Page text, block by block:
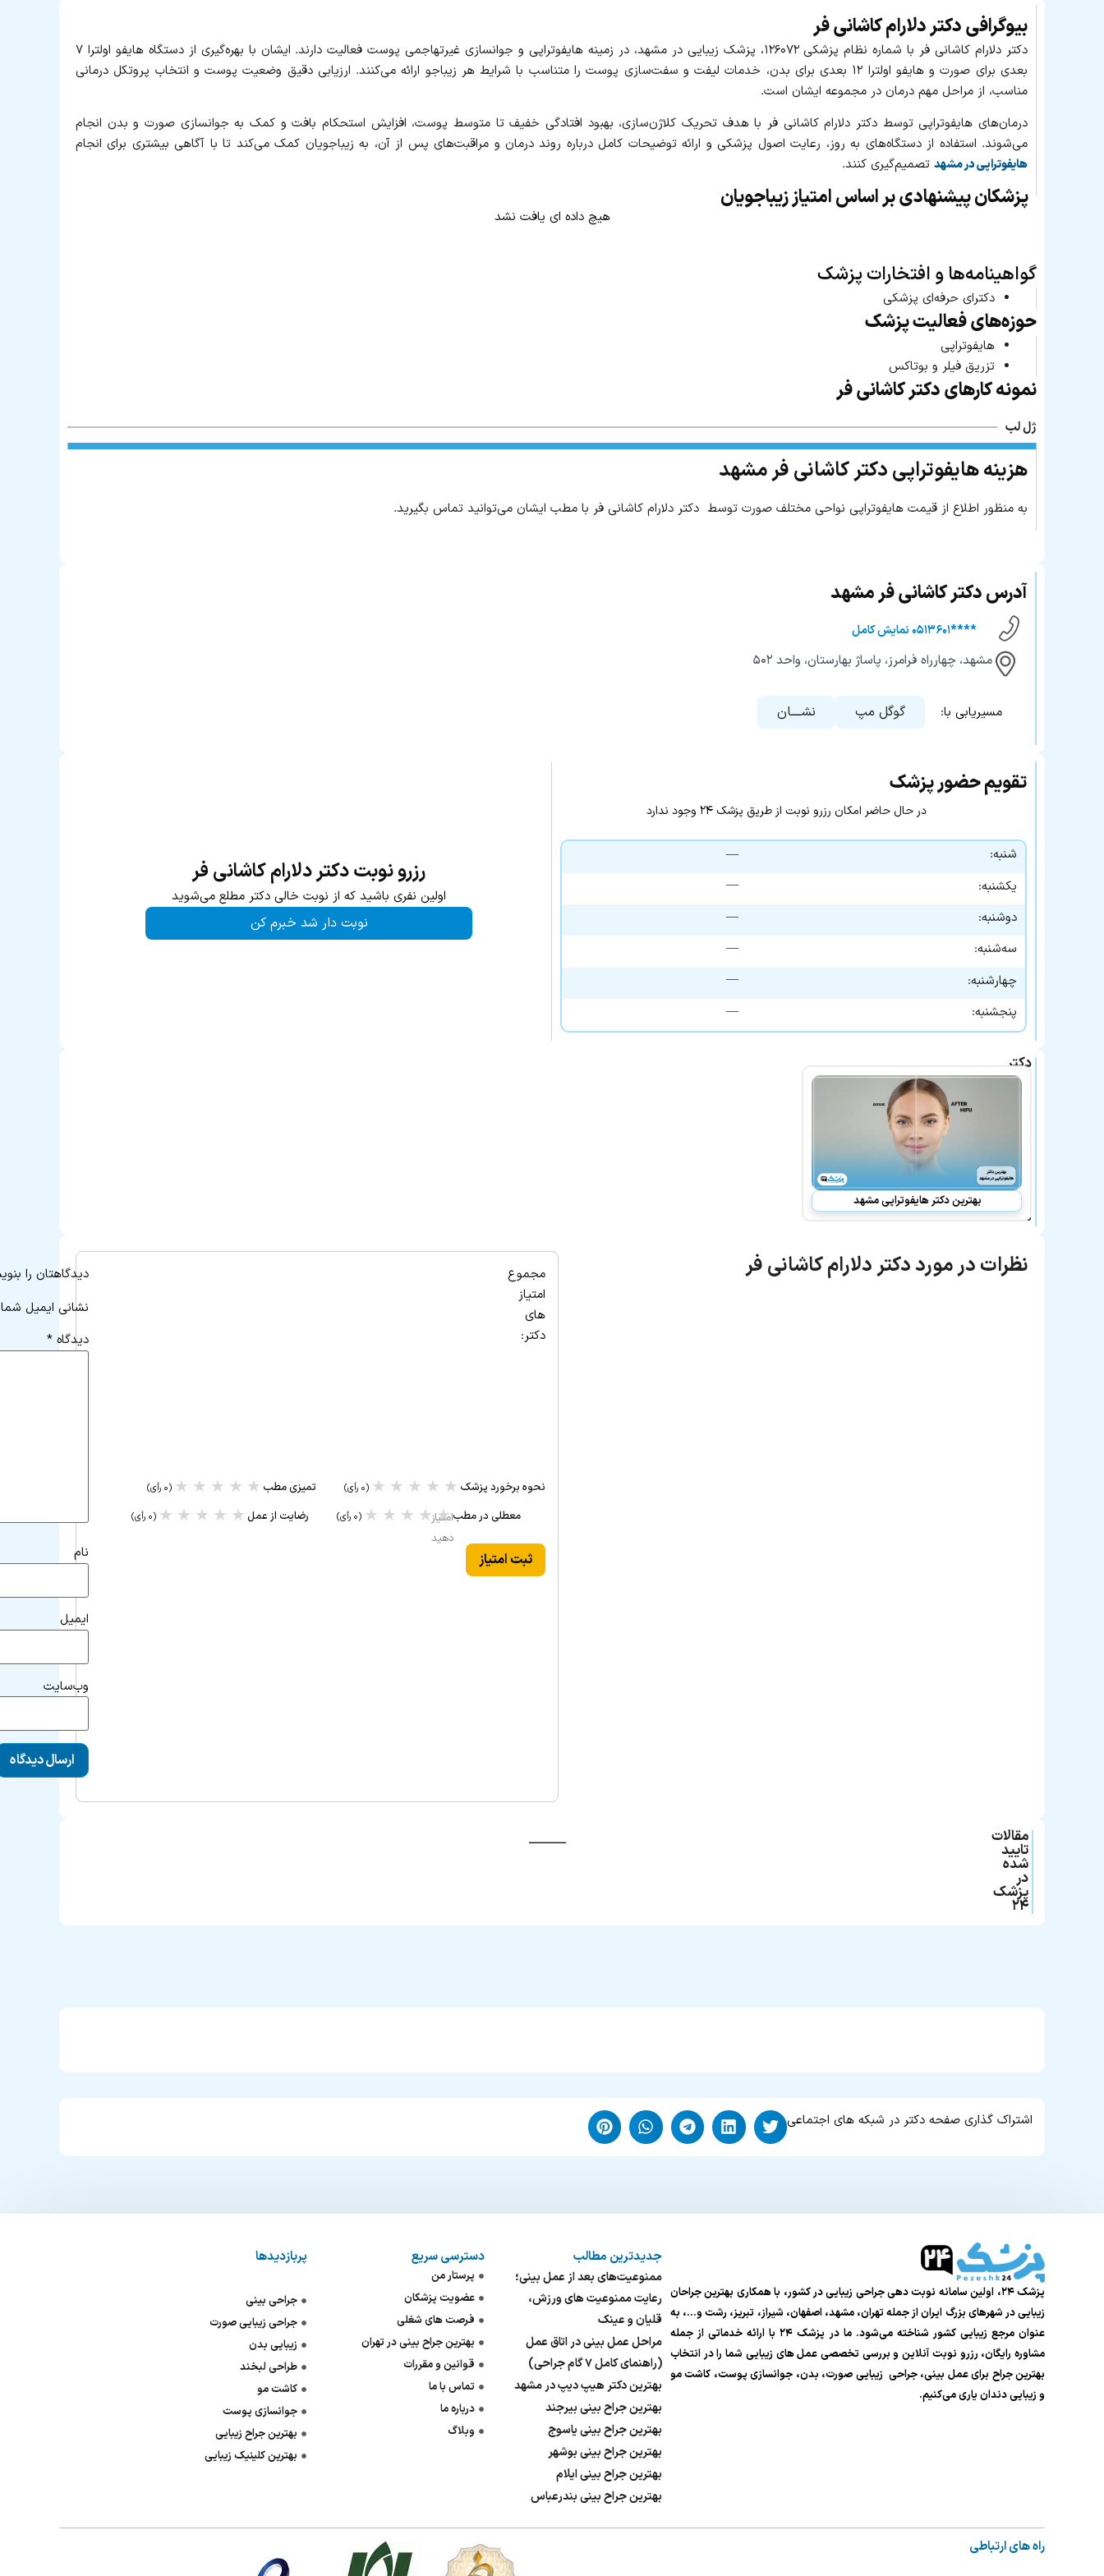
بیوگرافی دکتر دلارام کاشانی فر
دکتر دلارام کاشانی فر با شماره نظام پزشکی ۱۲۶۰۷۲، پزشک زیبایی در مشهد، در زمینه هایفوتراپی و جوانسازی غیرتهاجمی پوست فعالیت دارند. ایشان با بهره‌گیری از دستگاه هایفو اولترا ۷
بعدی برای صورت و هایفو اولترا ۱۲ بعدی برای بدن، خدمات لیفت و سفت‌سازی پوست را متناسب با شرایط هر زیباجو ارائه می‌کنند. ارزیابی دقیق وضعیت پوست و انتخاب پروتکل درمانی
مناسب، از مراحل مهم درمان در مجموعه ایشان است.
درمان‌های هایفوتراپی توسط دکتر دلارام کاشانی فر با هدف تحریک کلاژن‌سازی، بهبود افتادگی خفیف تا متوسط پوست، افزایش استحکام بافت و کمک به جوانسازی صورت و بدن انجام
می‌شوند. استفاده از دستگاه‌های به‌ روز، رعایت اصول پزشکی و ارائه توضیحات کامل درباره روند درمان و مراقبت‌های پس از آن، به زیباجویان کمک می‌کند تا با آگاهی بیشتری برای انجام
هایفوتراپی در مشهد تصمیم‌گیری کنند.
پزشکان پیشنهادی بر اساس امتیاز زیباجویان
هیچ داده ای یافت نشد
گواهینامه‌ها و افتخارات پزشک
دکترای حرفه‌ای پزشکی
حوزه‌های فعالیت پزشک
هایفوتراپی
تزریق فیلر و بوتاکس
نمونه کارهای دکتر کاشانی فر
ژل لب
هزینه هایفوتراپی دکتر کاشانی فر مشهد
به منظور اطلاع از قیمت هایفوتراپی نواحی مختلف صورت توسط دکتر دلارام کاشانی فر با مطب ایشان می‌توانید تماس بگیرید.
آدرس دکتر کاشانی فر مشهد
****۰۵۱۳۶۰۱ نمایش کامل
مشهد، چهارراه فرامرز، پاساژ بهارستان، واحد ۵۰۲
مسیریابی با: گوگل مپ نشــــان
تقویم حضور پزشک
در حال حاضر امکان رزرو نوبت از طریق پزشک ۲۴ وجود ندارد
شنبه:
—
یکشنبه:
—
دوشنبه:
—
سه‌شنبه:
—
چهارشنبه:
—
پنجشنبه:
—
رزرو نوبت دکتر دلارام کاشانی فر
اولین نفری باشید که از نوبت خالی دکتر مطلع می‌شوید
نوبت دار شد خبرم کن
دکتر
دلارام
پزشکان
معرفی
شده
نیز
هستند:
بهترین دکتر هایفوتراپی مشهد
نظرات در مورد دکتر دلارام کاشانی فر
مجموع
امتیاز
های
دکتر:
امتیاز
دهید
نحوه برخورد پزشک ★
★
★
★
★ (۰ رأی) تمیزی مطب ★
★
★
★
★ (۰ رأی)
معطلی در مطب★
★
★
★
★ (۰ رأی) رضایت از عمل ★
★
★
★
★ (۰ رأی)
ثبت امتیاز
دیدگاهتان را
نشانی ایمیل
دیدگاه *
نام
ایمیل
وب‌سایت
مقالات
تایید
شده
در
پزشک
۲۴
ـــــــــــــــ
اشتراک گذاری صفحه دکتر در شبکه های اجتماعی
پزشک ۲۴، اولین سامانه نوبت دهی جراحی زیبایی در کشور، با همکاری بهترین جراحان
زیبایی در شهرهای بزرگ ایران از جمله تهران، مشهد، اصفهان، شیراز، تبریز، رشت و…، به
عنوان مرجع زیبایی کشور شناخته می‌شود. ما در پزشک ۲۴ با ارائه خدماتی از جمله
مشاوره رایگان، رزرو نوبت آنلاین و بررسی تخصصی عمل های زیبایی شما را در انتخاب
بهترین جراح برای عمل بینی، جراحی زیبایی صورت، بدن، جوانسازی پوست، کاشت مو
و زیبایی دندان یاری می‌کنیم.
جدیدترین مطالب
ممنوعیت‌های بعد از عمل بینی؛
رعایت ممنوعیت های ورزش،
قلیان و عینک
مراحل عمل بینی در اتاق عمل
(راهنمای کامل ۷ گام جراحی)
بهترین دکتر هیپ دیپ در مشهد
بهترین جراح بینی بیرجند
بهترین جراح بینی یاسوج
بهترین جراح بینی بوشهر
بهترین جراح بینی ایلام
بهترین جراح بینی بندرعباس
دسترسی سریع
پرستار من
عضویت پزشکان
فرصت های شغلی
بهترین جراح بینی در تهران
قوانین و مقررات
تماس با ما
درباره ما
وبلاگ
پربازدیدها
جراحی بینی
جراحی زیبایی صورت
زیبایی بدن
طراحی لبخند
کاشت مو
جوانسازی پوست
بهترین جراح زیبایی
بهترین کلینیک زیبایی
راه های ارتباطی
پاسخگوی
پزشکان:
۰۹۹۳۴۸۹۸۶۱۸